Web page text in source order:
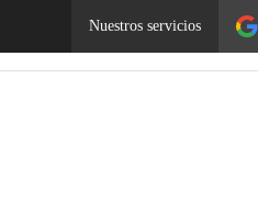
Nuestros servicios